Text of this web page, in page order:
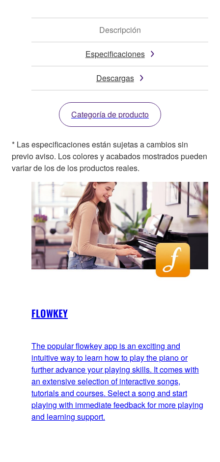
Descripción
Especificaciones
Descargas
Categoría de producto
* Las especificaciones están sujetas a cambios sin
previo aviso. Los colores y acabados mostrados pueden
variar de los de los productos reales.
FLOWKEY
The popular flowkey app is an exciting and
intuitive way to learn how to play the piano or
further advance your playing skills. It comes with
an extensive selection of interactive songs,
tutorials and courses. Select a song and start
playing with immediate feedback for more playing
and learning support.